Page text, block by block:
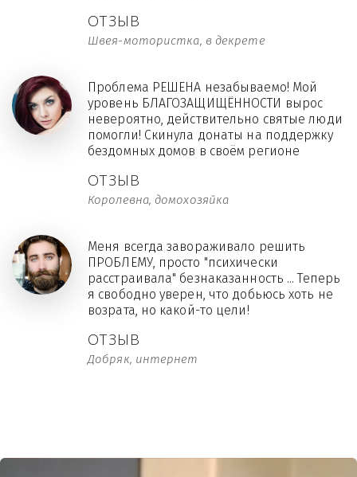
ОТЗЫВ
Швея-мотористка, в декрете
ОТЗЫВ
Королевна, домохозяйка
Проблема РЕШЕНА незабываемо! Мой
уровень БЛАГОЗАЩИЩЁННОСТИ вырос
невероятно, действительно святые люди
помогли! Скинула донаты на поддержку
бездомных домов в своём регионе
ОТЗЫВ
Добряк, интернет
Меня всегда завораживало решить
ПРОБЛЕМУ, просто "психически
расстраивала" безнаказанность ... Теперь
я свободно уверен, что добьюсь хоть не
возрата, но какой-то цели!